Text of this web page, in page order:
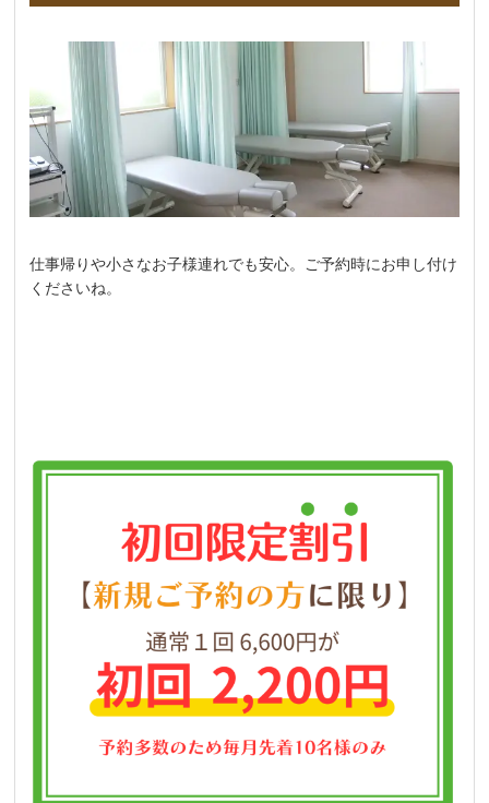
仕事帰りや小さなお子様連れでも安心。ご予約時にお申し付け
くださいね。